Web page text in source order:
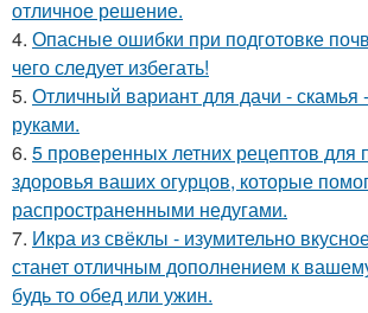
отличное решение.
4. Опасные ошибки при подготовке
чего следует избегать!
5. Отличный вариант для дачи -
руками.
6. 5 проверенных летних рецептов для
здоровья ваших огурцов, которые
распространенными недугами.
7. Икра из свёклы - изумительно
станет отличным дополнением к
будь то обед или ужин.